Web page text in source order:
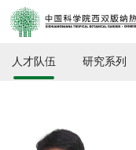
人才队伍 研究系列